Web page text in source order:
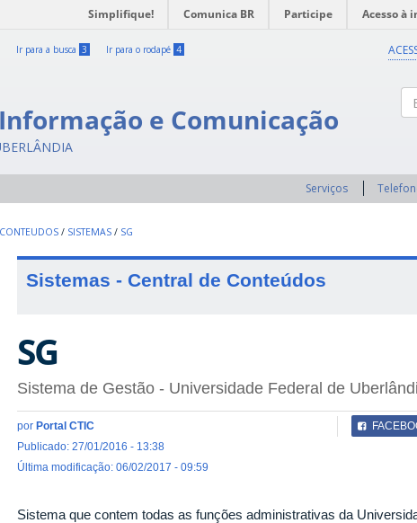
Simplifique! Comunica BR Participe Acesso à
Ir para a busca 3 Ir para o rodapé 4
e Comunicação
Serviços
/ SISTEMAS / SG
Sistemas - Central de Conteúdos
SG
Sistema de Gestão - Universidade Federal de
por Portal CTIC
Publicado: 27/01/2016 - 13:38
Última modificação: 06/02/2017 - 09:59
Sistema que contem todas as funções administrativas da